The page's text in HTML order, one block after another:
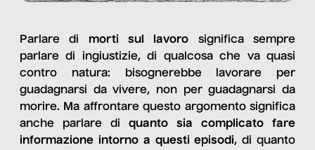
Parlare di morti sul lavoro significa sempre
parlare di ingiustizie, di qualcosa che va quasi
contro natura: bisognerebbe lavorare per
guadagnarsi da vivere, non per guadagnarsi da
morire. Ma affrontare questo argomento significa
anche parlare di quanto sia complicato fare
informazione intorno a questi episodi, di quanto